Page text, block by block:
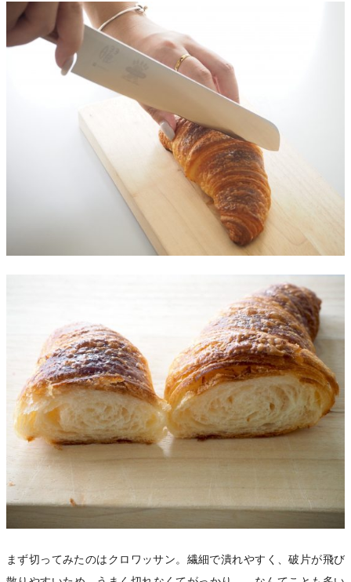
まず切ってみたのはクロワッサン。繊細で潰れやすく、破片が飛び